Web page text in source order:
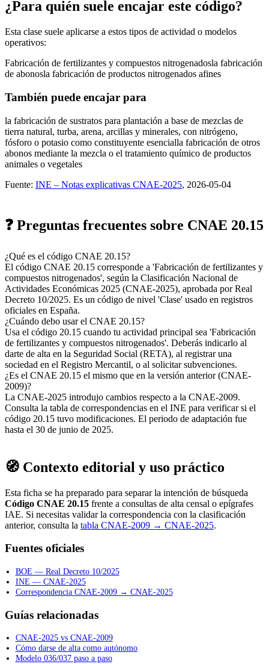
¿Para quién suele encajar este código?
Esta clase suele aplicarse a estos tipos de actividad o modelos
operativos:
Fabricación de fertilizantes y compuestos nitrogenadosla fabricación
de abonosla fabricación de productos nitrogenados afines
También puede encajar para
la fabricación de sustratos para plantación a base de mezclas de
tierra natural, turba, arena, arcillas y minerales, con nitrógeno,
fósforo o potasio como constituyente esencialla fabricación de otros
abonos mediante la mezcla o el tratamiento químico de productos
animales o vegetales
Fuente: INE – Notas explicativas CNAE-2025, 2026-05-04
❓ Preguntas frecuentes sobre CNAE 20.15
¿Qué es el código CNAE 20.15?
El código CNAE 20.15 corresponde a 'Fabricación de fertilizantes y
compuestos nitrogenados', según la Clasificación Nacional de
Actividades Económicas 2025 (CNAE-2025), aprobada por Real
Decreto 10/2025. Es un código de nivel 'Clase' usado en registros
oficiales en España.
¿Cuándo debo usar el CNAE 20.15?
Usa el código 20.15 cuando tu actividad principal sea 'Fabricación
de fertilizantes y compuestos nitrogenados'. Deberás indicarlo al
darte de alta en la Seguridad Social (RETA), al registrar una
sociedad en el Registro Mercantil, o al solicitar subvenciones.
¿Es el CNAE 20.15 el mismo que en la versión anterior (CNAE-
2009)?
La CNAE-2025 introdujo cambios respecto a la CNAE-2009.
Consulta la tabla de correspondencias en el INE para verificar si el
código 20.15 tuvo modificaciones. El periodo de adaptación fue
hasta el 30 de junio de 2025.
🧭 Contexto editorial y uso práctico
Esta ficha se ha preparado para separar la intención de búsqueda
Código CNAE 20.15 frente a consultas de alta censal o epígrafes
IAE. Si necesitas validar la correspondencia con la clasificación
anterior, consulta la tabla CNAE-2009 → CNAE-2025.
Fuentes oficiales
BOE — Real Decreto 10/2025
INE — CNAE-2025
Correspondencia CNAE-2009 → CNAE-2025
Guías relacionadas
CNAE-2025 vs CNAE-2009
Cómo darse de alta como autónomo
Modelo 036/037 paso a paso